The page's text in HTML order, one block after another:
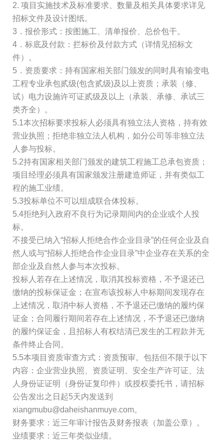
2. 项目实施技术及标准要求、数量及相关具体要求详见
招标文件及设计图纸。
3．报价形式：按图施工、清单报价、总价包干。
4．标底及付款：拦标价及付款方式（详情见招标文
件）。
5．资质要求：持有国家相关部门颁发的同时具有输变电
工程专业承包贰级(包含贰级)及以上资质；承装（修、
试）电力设施许可证贰级及以上（承装、承修、承试三
类齐全）。
5.1本次招标要求投标人必须具有独立法人资格，持有效
营业执照；拒绝非独立法人机构，如分公司等非独立法
人参与投标。
5.2持有国家相关部门颁发的建筑工程施工总承包资质；
项目经理必须具有国家颁发注册建造师证，并有类似工
程的施工业绩。
5.3投标单位不可以组成联合体投标。
5.4拒绝列入政府不良行为记录期间内的企业或个人投
标。
不接受已纳入“招标人拒绝合作企业目录”的任何企业及自
然人或与“招标人拒绝合作企业目录”中企业存在关系的全
部企业及自然人参与本次投标。
投标人若存在上述情况，取消其投标资格，不予退还已
缴纳的投标保证金；在宣布该投标人中标期间发现存在
上述情况，取消中标人资格，不予退还已缴纳的履约保
证金；合同履行期间若存在上述情况，不予退还已缴纳
的履约保证金，且招标人有权结清已发生的工程款并无
条件终止合同。
5.5本项目资质审查方式：资质预审。包括但不限于以下
内容：企业营业执照、资质证明、安全生产许可证、法
人身份证证明（身份证复印件）或授权委托书，请招标
公告发出之日起5天内发送到
xiangmubu@daheishanmuye.com。
财务要求：近三年审计报告及财务报表（加盖公章）。
业绩要求：近三年类似业绩。